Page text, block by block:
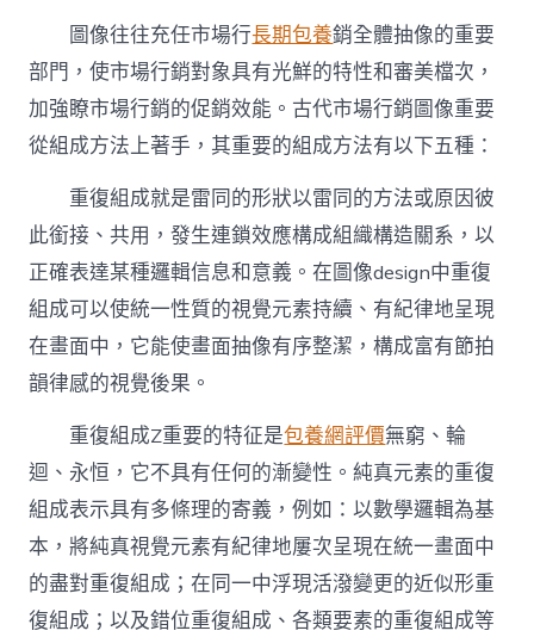
五
年
夜
組
成
方
中
圖像往往充任市場行長期包養銷全體抽像的重要
部門，使市場行銷對象具有光鮮的特性和審美檔次，
加強瞭市場行銷的促銷效能。古代市場行銷圖像重要
從組成方法上著手，其重要的組成方法有以下五種：
重復組成就是雷同的形狀以雷同的方法或原因彼
此銜接、共用，發生連鎖效應構成組織構造關系，以
正確表達某種邏輯信息和意義。在圖像design中重復
組成可以使統一性質的視覺元素持續、有紀律地呈現
在畫面中，它能使畫面抽像有序整潔，構成富有節拍
韻律感的視覺後果。
重復組成Z重要的特征是包養網評價無窮、輪
迴、永恒，它不具有任何的漸變性。純真元素的重復
組成表示具有多條理的寄義，例如：以數學邏輯為基
本，將純真視覺元素有紀律地屢次呈現在統一畫面中
的盡對重復組成；在同一中浮現活潑變更的近似形重
復組成；以及錯位重復組成、各類要素的重復組成等